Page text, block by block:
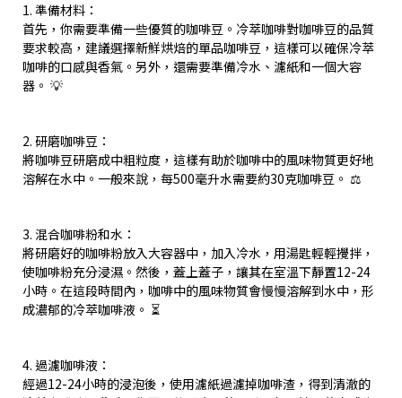
1. 準備材料：
首先，你需要準備一些優質的咖啡豆。冷萃咖啡對咖啡豆的品質
要求較高，建議選擇新鮮烘焙的單品咖啡豆，這樣可以確保冷萃
咖啡的口感與香氣。另外，還需要準備冷水、濾紙和一個大容
器。 💡
2. 研磨咖啡豆：
將咖啡豆研磨成中粗粒度，這樣有助於咖啡中的風味物質更好地
溶解在水中。一般來說，每500毫升水需要約30克咖啡豆。 ⚖️
3. 混合咖啡粉和水：
將研磨好的咖啡粉放入大容器中，加入冷水，用湯匙輕輕攪拌，
使咖啡粉充分浸濕。然後，蓋上蓋子，讓其在室溫下靜置12-24
小時。在這段時間內，咖啡中的風味物質會慢慢溶解到水中，形
成濃郁的冷萃咖啡液。 ⏳
4. 過濾咖啡液：
經過12-24小時的浸泡後，使用濾紙過濾掉咖啡渣，得到清澈的